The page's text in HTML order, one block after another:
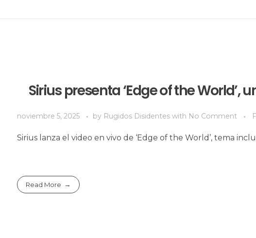
Sirius presenta ‘Edge of the
noviembre 5, 2025 by Rugidos Disidentes with No Comment
Sirius lanza el video en vivo de ‘Edge of the World’, tema
Read More